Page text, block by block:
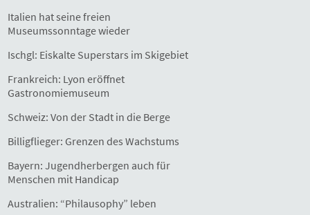
Italien hat seine freien
Museumssonntage wieder
Ischgl: Eiskalte Superstars im Skigebiet
Frankreich: Lyon eröffnet
Gastronomiemuseum
Schweiz: Von der Stadt in die Berge
Billigflieger: Grenzen des Wachstums
Bayern: Jugendherbergen auch für
Menschen mit Handicap
Australien: “Philausophy” leben